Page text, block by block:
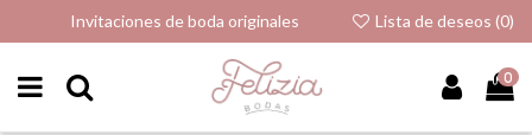
Invitaciones de boda originales Lista de deseos (0)
0